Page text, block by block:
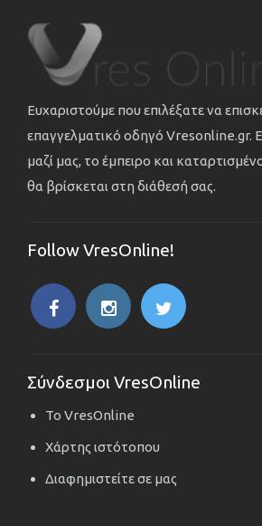
Ευχαριστούμε που επιλέξατε να
επαγγελματικό οδηγό Vresonline.gr.
μαζί μας, το έμπειρο και
θα βρίσκεται στη διάθεσή σας.
Follow VresOnline!
Σύνδεσμοι VresOnline
Το VresOnline
Χάρτης ιστότοπου
Διαφημιστείτε σε μας